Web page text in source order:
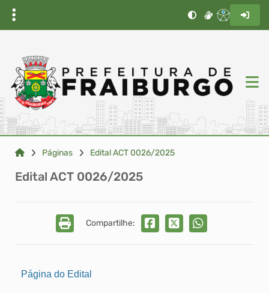
Páginas Edital ACT 0026/2025
Edital ACT 0026/2025
Compartilhe:
Página do Edital